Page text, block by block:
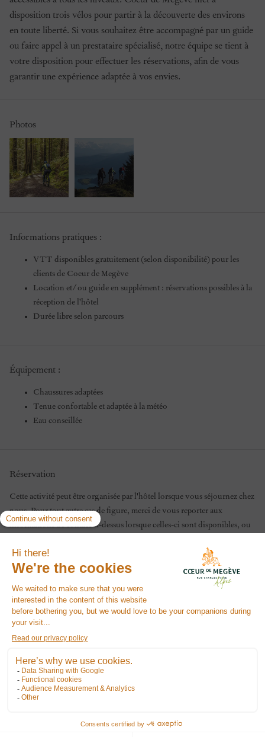
disposition trois vélos pour partir à la découverte des environs
en toute liberté. Si vous souhaitez être accompagné par un guide
ou faire appel à un prestataire spécialisé, notre équipe se tient à
votre disposition pour effectuer les réservations, afin de vous
garantir une expérience adaptée à vos envies.
Photos
Informations pratiques :
VTT disponibles gratuitement (selon disponibilité) pour les
clients de Coeur de Megève
Location et/ou guide en supplément : réservations possibles à la
réception de l'hôtel
Durée libre selon parcours
Équipement :
Chaussures adaptées
Tenue confortable et adaptée à la météo
Eau conseillée
Réservation
Cette activité peut être organisée par l'hôtel lorsque vous séjournez chez
nous. Pour tout autre cas de figure, merci de vous reporter aux
informations de contact ci-dessus lorsque celles-ci sont disponibles, ou
Les informations pratiques telles que le tarif sont données à titre
indicatif et sont susceptibles d'évoluer.